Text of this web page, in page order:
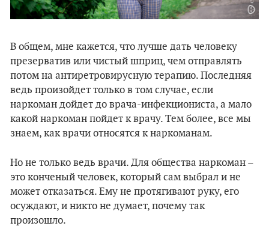
В общем, мне кажется, что лучше дать человеку
презерватив или чистый шприц, чем отправлять
потом на антиретровирусную терапию. Последняя
ведь произойдет только в том случае, если
наркоман дойдет до врача-инфекциониста, а мало
какой наркоман пойдет к врачу. Тем более, все мы
знаем, как врачи относятся к наркоманам.
Но не только ведь врачи. Для общества наркоман –
это конченый человек, который сам выбрал и не
может отказаться. Ему не протягивают руку, его
осуждают, и никто не думает, почему так
произошло.